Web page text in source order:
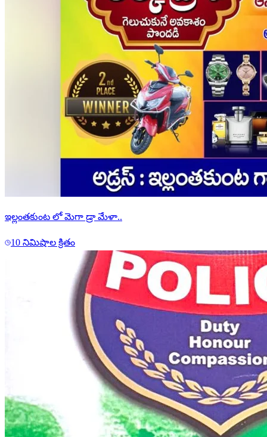
ఇల్లంతకుంట లో మెగా డ్రా మేళా..
10 నిమిషాల క్రితం